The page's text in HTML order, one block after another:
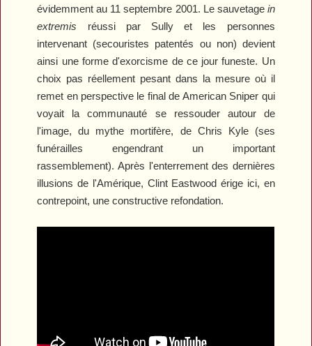
évidemment au 11 septembre 2001. Le sauvetage in
extremis réussi par Sully et les personnes
intervenant (secouristes patentés ou non) devient
ainsi une forme d'exorcisme de ce jour funeste. Un
choix pas réellement pesant dans la mesure où il
remet en perspective le final deAmerican Sniper qui
voyait la communauté se ressouder autour de
l'image, du mythe mortifère, de Chris Kyle (ses
funérailles engendrant un important
rassemblement). Après l'enterrement des dernières
illusions de l'Amérique, Clint Eastwood érige ici, en
contrepoint, une constructive refondation.